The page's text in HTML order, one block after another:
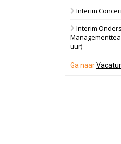
17 september 2026
Interim
Interim
uur)
Ga naar